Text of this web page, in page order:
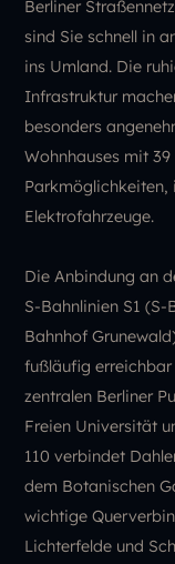
Berliner
sind Sie schnell in
ins Umland. Die
Infrastruktur
besonders
Wohnhauses mit
Parkmöglichkeiten,
Elektrofahrzeuge.
Die Anbindung an
S-Bahnlinien S1
Bahnhof
fußläufig
zentralen Berliner
Freien Universität
110 verbindet
dem Botanischen
wichtige
Lichterfelde und